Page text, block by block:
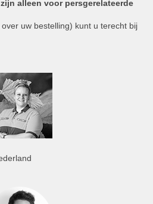
alleen voor persgerelateerde
uw bestelling) kunt u terecht bij